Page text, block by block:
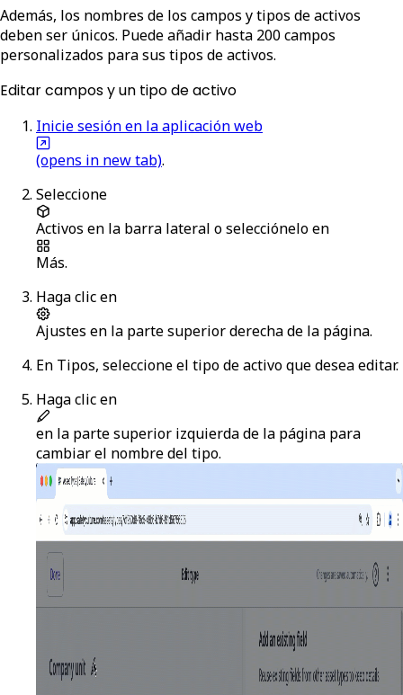
Además, los nombres de los campos y tipos de activos
deben ser únicos. Puede añadir hasta 200 campos
personalizados para sus tipos de activos.
Editar campos y un tipo de activo
Inicie sesión en la aplicación web
(opens in new tab).
Seleccione
Activos en la barra lateral o selecciónelo en
Más.
Haga clic en
Ajustes en la parte superior derecha de la página.
En Tipos, seleccione el tipo de activo que desea editar.
Haga clic en
en la parte superior izquierda de la página para
cambiar el nombre del tipo.